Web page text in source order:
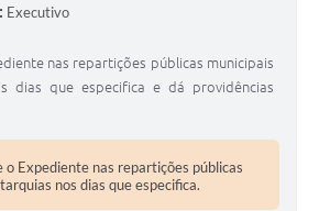
Executivo
nas repartições públicas municipais
dias que especifica e dá providências
o Expediente nas repartições públicas
nos dias que especifica.